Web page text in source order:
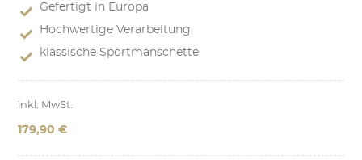
Gefertigt in Europa
Hochwertige Verarbeitung
klassische Sportmanschette
inkl. MwSt.
179,90€